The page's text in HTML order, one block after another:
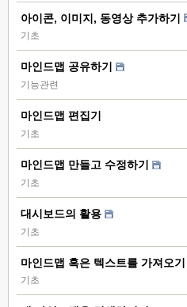
아이콘, 이미지, 동영상 추가하기
기초
마인드맵 공유하기
기능관련
마인드맵 편집기
기초
마인드맵 만들고 수정하기
기초
대시보드의 활용
기초
마인드맵 혹은 텍스트를 가져오기
기초